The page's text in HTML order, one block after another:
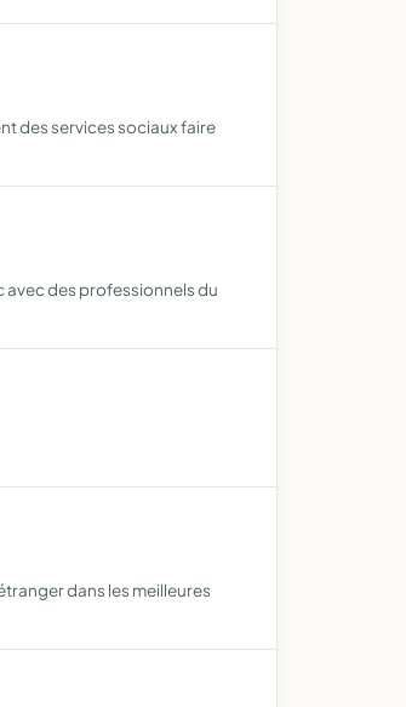
des services sociaux faire
avec des professionnels du
dans les meilleures